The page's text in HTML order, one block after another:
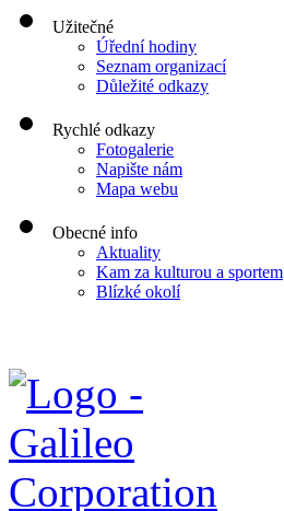
Užitečné
Úřední hodiny
Seznam organizací
Důležité odkazy
Rychlé odkazy
Fotogalerie
Napište nám
Mapa webu
Obecné info
Aktuality
Kam za kulturou a sportem
Blízké okolí